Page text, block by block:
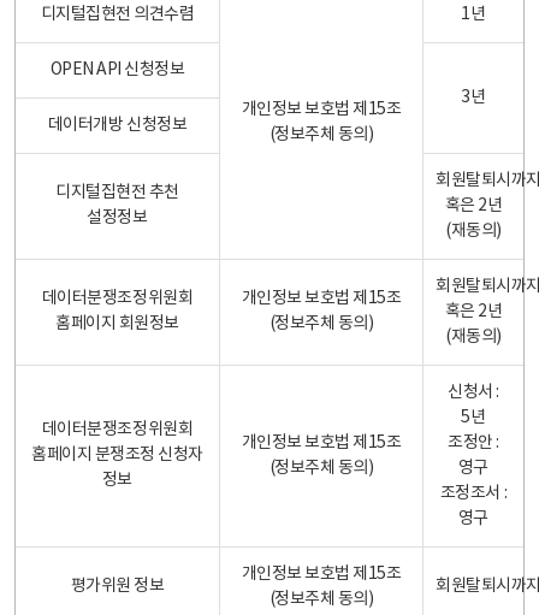
디지털집현전 의견수렴
개인정보 보호법 제15조
(정보주체 동의)
1년
OPEN API 신청정보
3년
데이터개방 신청정보
디지털집현전 추천
설정정보
회원탈퇴시까
혹은 2년
(재동의)
데이터분쟁조정위원회
홈페이지 회원정보
개인정보 보호법 제15조
(정보주체 동의)
회원탈퇴시까
혹은 2년
(재동의)
데이터분쟁조정위원회
홈페이지 분쟁조정 신청자
정보
개인정보 보호법 제15조
(정보주체 동의)
신청서 :
5년
조정안 :
영구
조정조서 :
영구
평가위원 정보
개인정보 보호법 제15조
(정보주체 동의)
회원탈퇴시까